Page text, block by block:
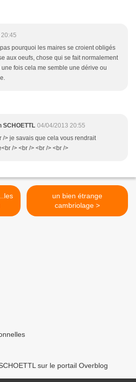
pourquoi les maires se croient obligés
aux oeufs, chose qui se fait normalement
fois cela me semble une dérive ou
SCHOETTL 04/04/2013 20:55
/> je savais que cela vous rendrait
/> <br /> <br /> <br />
un bien étrange
cambriolage >
sur le portail Overblog